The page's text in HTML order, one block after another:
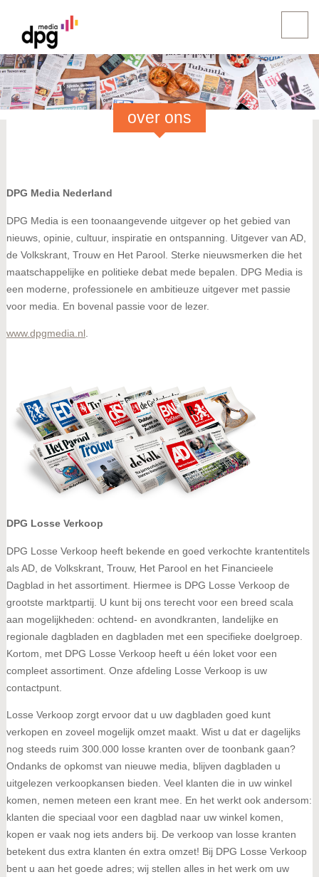
over ons
DPG Media Nederland
DPG Media is een toonaangevende uitgever op het gebied van
nieuws, opinie, cultuur, inspiratie en ontspanning. Uitgever van AD,
de Volkskrant, Trouw en Het Parool. Sterke nieuwsmerken die het
maatschappelijke en politieke debat mede bepalen. DPG Media is
een moderne, professionele en ambitieuze uitgever met passie
voor media. En bovenal passie voor de lezer.
www.dpgmedia.nl
DPG Losse Verkoop
DPG Losse Verkoop heeft bekende en goed verkochte krantentitels
als AD, de Volkskrant, Trouw, Het Parool en het Financieele
Dagblad in het assortiment. Hiermee is DPG Losse Verkoop de
grootste marktpartij. U kunt bij ons terecht voor een breed scala
aan mogelijkheden: ochtend- en avondkranten, landelijke en
regionale dagbladen en dagbladen met een specifieke doelgroep.
Kortom, met DPG Losse Verkoop heeft u één loket voor een
compleet assortiment. Onze afdeling Losse Verkoop is uw
contactpunt.
Losse Verkoop zorgt ervoor dat u uw dagbladen goed kunt
verkopen en zoveel mogelijk omzet maakt. Wist u dat er dagelijks
nog steeds ruim 300.000 losse kranten over de toonbank gaan?
Ondanks de opkomst van nieuwe media, blijven dagbladen u
uitgelezen verkoopkansen bieden. Veel klanten die in uw winkel
komen, nemen meteen een krant mee. En het werkt ook andersom:
klanten die speciaal voor een dagblad naar uw winkel komen,
kopen er vaak nog iets anders bij. De verkoop van losse kranten
betekent dus extra klanten én extra omzet! Bij DPG Losse Verkoop
bent u aan het goede adres; wij stellen alles in het werk om uw